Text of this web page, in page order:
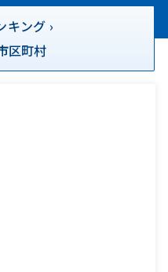
キング ›
区町村